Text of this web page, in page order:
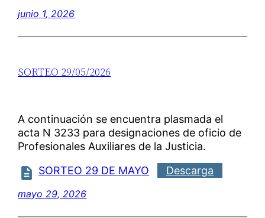
junio 1, 2026
SORTEO 29/05/2026
A continuación se encuentra plasmada el
acta N 3233 para designaciones de oficio de
Profesionales Auxiliares de la Justicia.
SORTEO 29 DE MAYO
Descarga
mayo 29, 2026